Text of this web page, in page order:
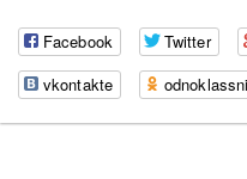
Facebook Twitter
vkontakte